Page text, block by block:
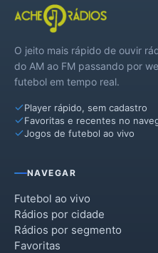
O jeito mais rápido de ouvir
do AM ao FM passando por
futebol em tempo real.
Player rápido, sem cadastro
Favoritas e recentes no
Jogos de futebol ao vivo
NAVEGAR
Futebol ao vivo
Rádios por cidade
Rádios por segmento
Favoritas